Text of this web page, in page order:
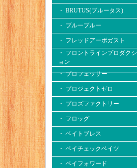
・ BRUTUS(ブルータス)
・ ブルーブルー
・ フレッドアーボガスト
・ フロントラインプロダクシ
ョン
・ プロフェッサー
・ プロジェクトゼロ
・ プロズファクトリー
・ フロッグ
・ ベイトブレス
・ ペイチェックベイツ
・ ペイフォワード